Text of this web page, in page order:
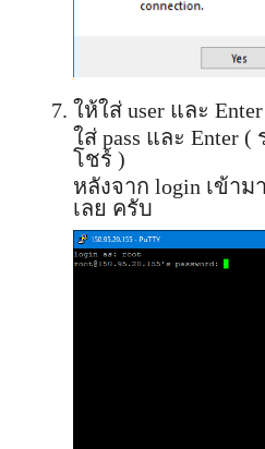
ให้ใส่ user และ Enter
ใส่ pass และ Enter
โชร์ )
หลังจาก login เข้า
เลย ครับ